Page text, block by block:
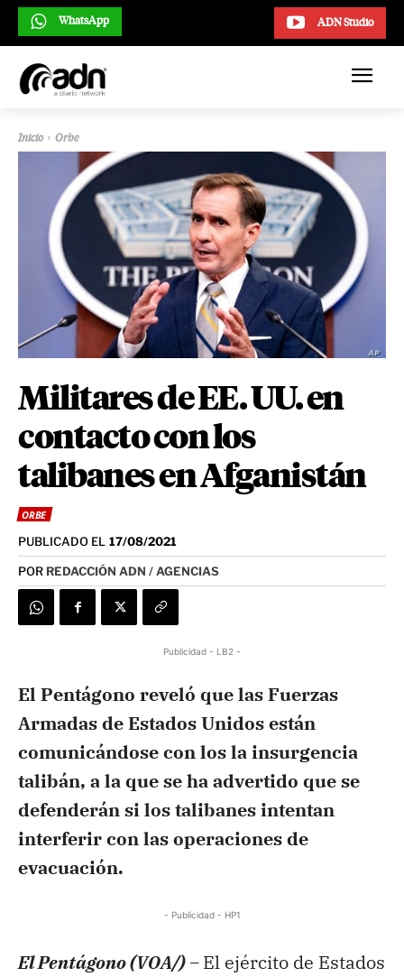
ADN Studio
WhatsApp
Inicio Orbe
Militares de EE. UU. en
contacto con los
talibanes en Afganistán
ORBE
PUBLICADO EL 17/08/2021
POR REDACCIÓN ADN / AGENCIAS
Publicidad - LB2 -
El Pentágono reveló que las Fuerzas
Armadas de Estados Unidos están
comunicándose con los la insurgencia
talibán, a la que se ha advertido que se
defenderán si los talibanes intentan
interferir con las operaciones de
evacuación.
- Publicidad - HP1
El Pentágono (VOA/) –El ejército de Estados